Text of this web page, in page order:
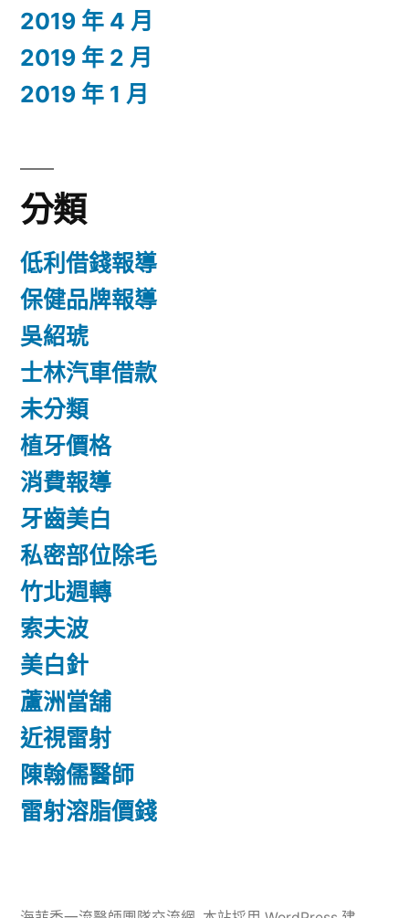
2019 年 4 月
2019 年 2 月
2019 年 1 月
分類
低利借錢報導
保健品牌報導
吳紹琥
士林汽車借款
未分類
植牙價格
消費報導
牙齒美白
私密部位除毛
竹北週轉
索夫波
美白針
蘆洲當舖
近視雷射
陳翰儒醫師
雷射溶脂價錢